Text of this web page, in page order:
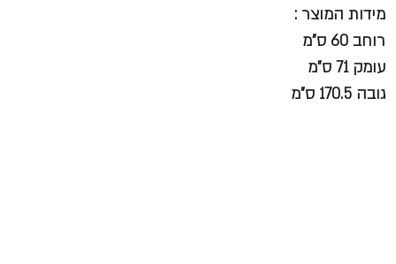
מידות המוצר :
רוחב 60 ס"מ
עומק 71 ס"מ
גובה 170.5 ס"מ